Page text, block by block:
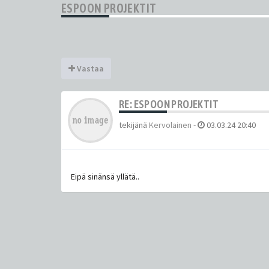
ESPOON PROJEKTIT
Vastaa
RE: ESPOON PROJEKTIT
tekijänä Kervolainen - 03.03.24 20:40
Eipä sinänsä yllätä..